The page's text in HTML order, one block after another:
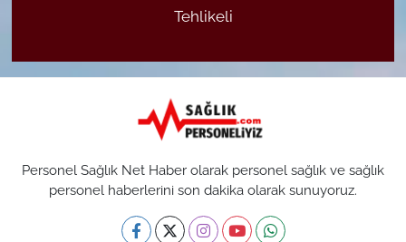
Tehlikeli
Personel Sağlık Net Haber olarak personel sağlık ve sağlık
personel haberlerini son dakika olarak sunuyoruz.